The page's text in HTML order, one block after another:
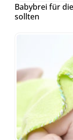
Babybrei für
sollten